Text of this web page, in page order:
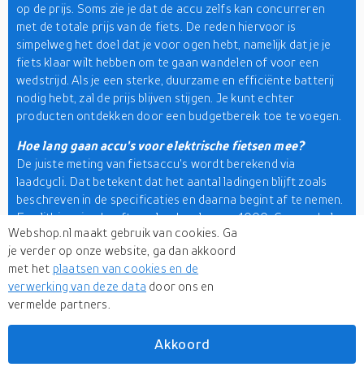
op de prijs. Soms zie je dat de accu zelfs kan concurreren
met de totale prijs van de fiets. De reden hiervoor is
simpelweg het doel dat je voor ogen hebt, namelijk dat je je
fiets klaar wilt hebben om te gaan wandelen of voor een
wedstrijd. Als je een sterke, duurzame en efficiënte batterij
nodig hebt, zal de prijs blijven stijgen. Je kunt echter
producten ontdekken door een budgetbereik toe te voegen.
Hoe lang gaan accu's voor elektrische fietsen mee?
De juiste meting van fietsaccu's wordt berekend via
laadcycli. Dat betekent dat het aantal ladingen blijft zoals
beschreven in de specificaties en daarna begint af te nemen.
Een lithium-ion heeft een laadcyclus van 1000. Geen enkel
merk zal je dat beloven omdat je onderhouds- en
opslagtechnieken ervoor kunnen zorgen dat deze laadcycli
op en neer gaan. Als je je fiets bijvoorbeeld lange tijd laat
staan zonder hem gedeeltelijk op te laden, kun je daarna
problemen krijgen. Hetzelfde geldt voor het schoonmaken en
opbergen van de fiets. Lees de handleiding voordat je hem
Webshop.nl maakt gebruik van cookies. Ga
je verder op onze website, ga dan akkoord
met het plaatsen van cookies en de
verwerking van deze data door ons en
vermelde partners.
Akkoord